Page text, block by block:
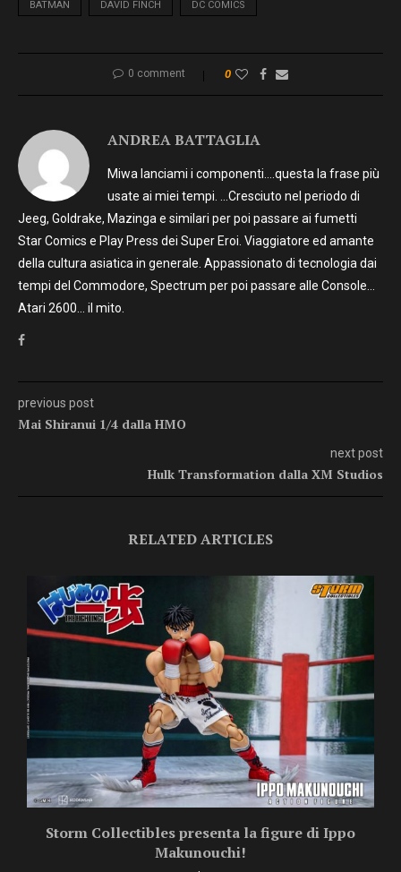
BATMAN DAVID FINCH DC COMICS
0 comment 0
ANDREA BATTAGLIA
Miwa lanciami i componenti….questa la frase più
usate ai miei tempi. …Cresciuto nel periodo di
Jeeg, Goldrake, Mazinga e similari per poi passare ai fumetti
Star Comics e Play Press dei Super Eroi. Viaggiatore ed amante
della cultura asiatica in generale. Appassionato di tecnologia dai
tempi del Commodore, Spectrum per poi passare alle Console…
Atari 2600… il mito.
previous post
Mai Shiranui 1/4 dalla HMO
next post
Hulk Transformation dalla XM Studios
RELATED ARTICLES
Storm Collectibles presenta la figure di Ippo
Makunouchi!